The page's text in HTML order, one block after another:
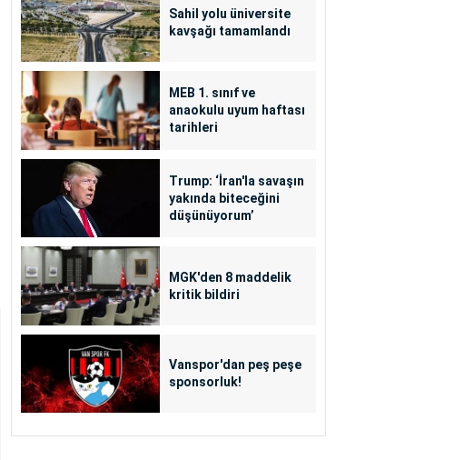
Sahil yolu üniversite
kavşağı tamamlandı
MEB 1. sınıf ve
anaokulu uyum haftası
tarihleri
Trump: ‘İran'la savaşın
yakında biteceğini
düşünüyorum’
MGK'den 8 maddelik
kritik bildiri
Vanspor'dan peş peşe
sponsorluk!